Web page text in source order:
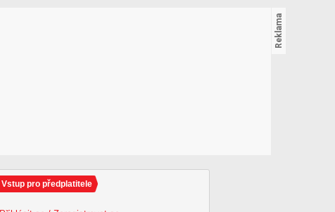
Vstup pro předplatitele